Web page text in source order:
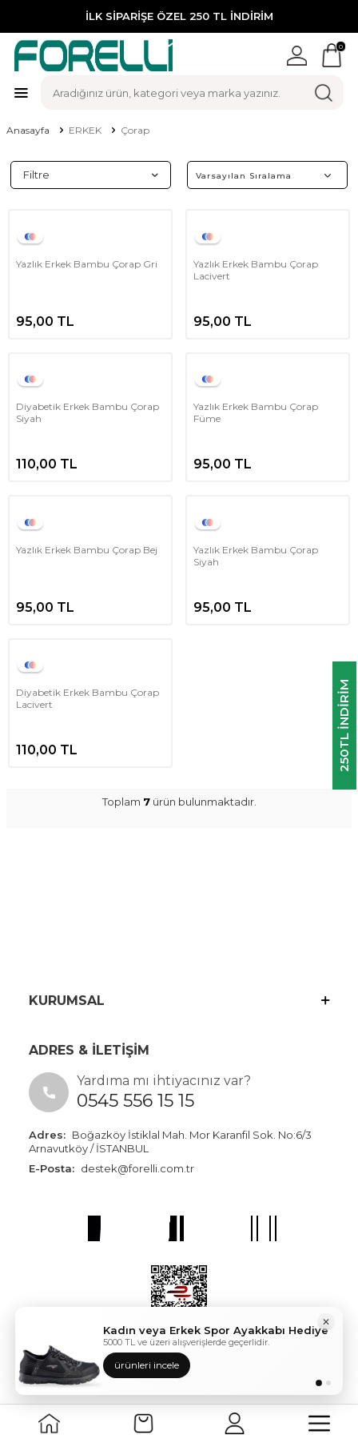
İLK SİPARİŞE ÖZEL 250 TL İNDİRİM
0
250TL INDIRIM
✕
Kadın veya Erkek Spor Ayakkabı Hediye
5000 TL ve üzeri alışverişlerde geçerlidir.
ürünleri incele
Anasayfa ERKEK Çorap
Filtre
Yazlık Erkek Bambu Çorap Gri
95,00 TL
Yazlık Erkek Bambu Çorap
Lacivert
95,00 TL
Diyabetik Erkek Bambu Çorap
Siyah
110,00 TL
Yazlık Erkek Bambu Çorap
Füme
95,00 TL
Yazlık Erkek Bambu Çorap Bej
95,00 TL
Yazlık Erkek Bambu Çorap
Siyah
95,00 TL
Diyabetik Erkek Bambu Çorap
Lacivert
110,00 TL
Toplam 7ürün bulunmaktadır.
KURUMSAL
ADRES & İLETİŞİM
Yardıma mı ihtiyacınız var?
0545 556 15 15
Adres: Boğazköy İstiklal Mah. Mor Karanfil Sok. No:6/3
Arnavutköy / İSTANBUL
E-Posta: destek@forelli.com.tr